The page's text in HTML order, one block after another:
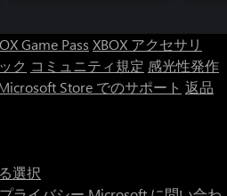
Game Pass XBOX アクセサリ
ク コミュニティ規定 感光性発作
Store でのサポート 返品
選択